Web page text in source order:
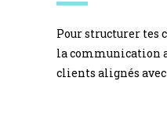
Pour structurer tes
la communication
clients alignés